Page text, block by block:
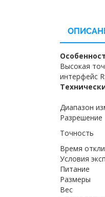
Высокая
интерфейс
Диапазон
Разрешение
Точность
Время
Условия
Питание
Размеры
Вес